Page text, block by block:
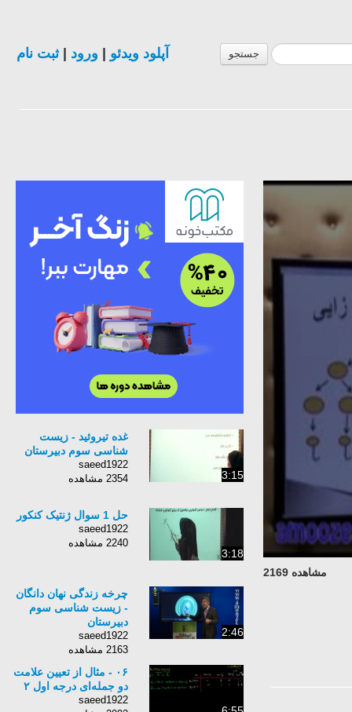
جستجو آپلود ویدئو ورود |ثبت نام
مشاهده 2169
3:15
غده تیروئید - زیست
شناسی سوم دبیرستان
saeed1922
2354 مشاهده
3:18
حل 1 سوال ژنتیک کنکور
saeed1922
2240 مشاهده
2:46
چرخه زندگی نهان دانگان
- زیست شناسی سوم
دبیرستان
saeed1922
2163 مشاهده
۰۶ - مثال از تعیین علامت
دو جمله‌ای درجه اول ۲
saeed1922